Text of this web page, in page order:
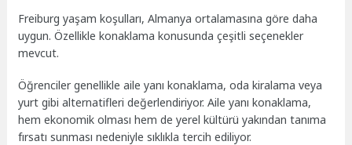
Freiburg yaşam koşulları, Almanya ortalamasına göre daha
uygun. Özellikle konaklama konusunda çeşitli seçenekler
mevcut.
Öğrenciler genellikle aile yanı konaklama, oda kiralama veya
yurt gibi alternatifleri değerlendiriyor. Aile yanı konaklama,
hem ekonomik olması hem de yerel kültürü yakından tanıma
fırsatı sunması nedeniyle sıklıkla tercih ediliyor.